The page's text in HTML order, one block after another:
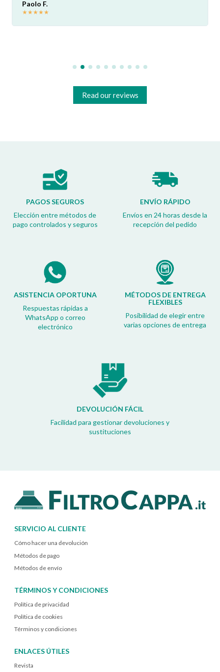
Paolo F.
★★★★★
Read our reviews
PAGOS SEGUROS
Elección entre métodos de
pago controlados y seguros
ENVÍO RÁPIDO
Envíos en 24 horas desde la
recepción del pedido
ASISTENCIA OPORTUNA
Respuestas rápidas a
WhatsApp o correo
electrónico
MÉTODOS DE ENTREGA
FLEXIBLES
Posibilidad de elegir entre
varias opciones de entrega
DEVOLUCIÓN FÁCIL
Facilidad para gestionar devoluciones y
sustituciones
SERVICIO AL CLIENTE
Cómo hacer una devolución
Métodos de pago
Métodos de envío
TÉRMINOS Y CONDICIONES
Política de privacidad
Política de cookies
Términos y condiciones
ENLACES ÚTILES
Revista